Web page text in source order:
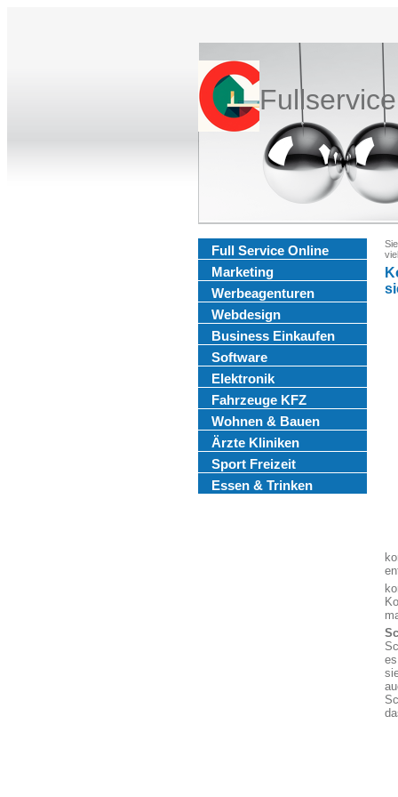
Full Service Online
Marketing
Werbeagenturen
Webdesign
Business Einkaufen
Software
Elektronik
Fahrzeuge KFZ
Wohnen & Bauen
Ärzte Kliniken
Sport Freizeit
Essen & Trinken